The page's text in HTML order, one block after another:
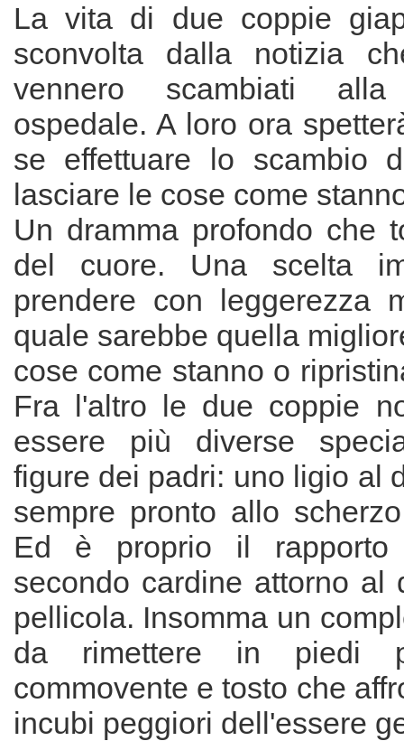
La vita di due coppie
sconvolta dalla notizia
vennero scambiati
ospedale. A loro ora
se effettuare lo scambio
lasciare le cose come
Un dramma profondo che
del cuore. Una scelta
prendere con leggerezza
quale sarebbe quella
cose come stanno o
Fra l'altro le due coppie
essere più diverse
figure dei padri: uno ligio al
sempre pronto allo
Ed è proprio il
secondo cardine attorno al
pellicola. Insomma un
da rimettere in piedi
commovente e tosto che
incubi peggiori dell'essere